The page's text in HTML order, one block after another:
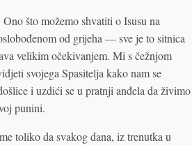
što možemo shvatiti o Isusu na
od grijeha — sve je to sitnica
velikim očekivanjem. Mi s čežnjom
svojega Spasitelja kako nam se
i uzdići se u pratnji anđela da živimo
punini.
toliko da svakog dana, iz trenutka u